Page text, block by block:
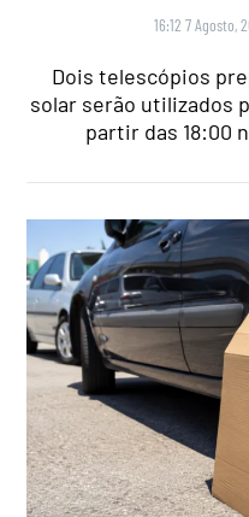
16:12 7 Agosto,
Dois telescópios
solar serão utilizados
partir das 18:00